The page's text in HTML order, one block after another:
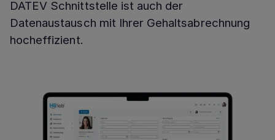
DATEV Schnittstelle ist auch der
Datenaustausch mit Ihrer Gehaltsabrechnung
hocheffizient.